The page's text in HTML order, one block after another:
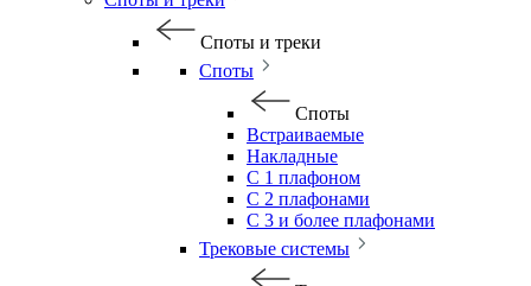
Споты и треки
Споты
Споты
Встраиваемые
Накладные
С 1 плафоном
С 2 плафонами
С 3 и более плафонами
Трековые системы